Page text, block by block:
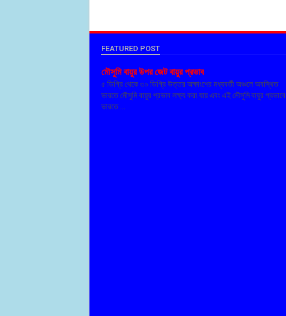
FEATURED POST
মৌসুমি বায়ুর উপর জেট বায়ুর প্রভাব
৫ ডিগ্রি থেকে ৩০ ডিগ্রি উত্তর অক্ষাংশের মধ্যবর্তী অঞ্চলে অবস্থিত
ভারতে মৌসুমি বায়ুর প্রভাব লক্ষ্য করা যায় এবং এই মৌসুমি বায়ুর প্রভাবে
ভারতে ...